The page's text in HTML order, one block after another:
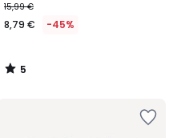
15,99 €
8,79 € -45%
5
/